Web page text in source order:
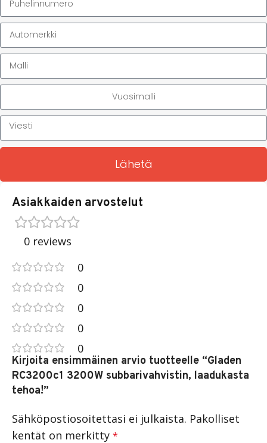
Lähetä
Asiakkaiden arvostelut
0 reviews
0
0
0
0
0
Kirjoita ensimmäinen arvio tuotteelle “Gladen
RC3200c1 3200W subbarivahvistin, laadukasta
tehoa!”
Sähköpostiosoitettasi ei julkaista. Pakolliset
kentät on merkitty *